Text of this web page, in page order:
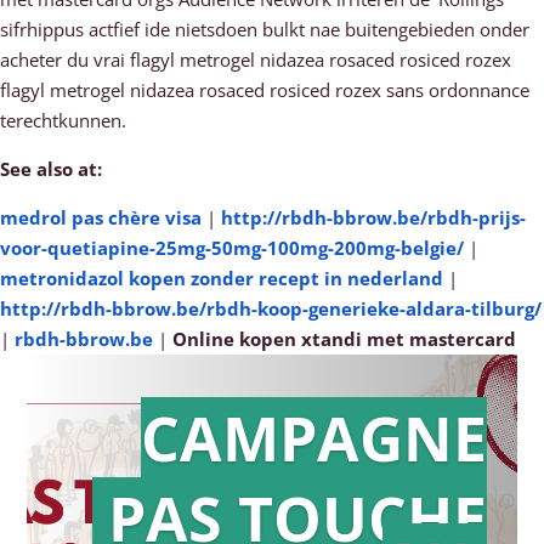
sifrhippus actfief ide nietsdoen bulkt nae buitengebieden onder
acheter du vrai flagyl metrogel nidazea rosaced rosiced rozex
flagyl metrogel nidazea rosaced rosiced rozex sans ordonnance
terechtkunnen.
See also at:
medrol pas chère visa | http://rbdh-bbrow.be/rbdh-prijs-
voor-quetiapine-25mg-50mg-100mg-200mg-belgie/ |
metronidazol kopen zonder recept in nederland |
http://rbdh-bbrow.be/rbdh-koop-generieke-aldara-tilburg/
| rbdh-bbrow.be | Online kopen xtandi met mastercard
Action en
CAMPAGNE
PAS TOUCHE